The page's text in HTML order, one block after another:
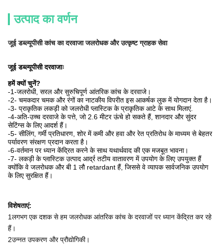
उत्पाद का वर्णन
जूई डब्ल्यूपीसी कांच का दरवाजा जलरोधक और उत्कृष्ट ग्राहक सेवा
जूई डब्ल्यूपीसी दरवाजाः
हमें क्यों चुनें?
-1-जलरोधी, सरल और सुरुचिपूर्ण आंतरिक कांच के दरवाजे।
-2- चमकदार चमक और रंगों का नाटकीय विपरीत इस आकर्षक लुक में योगदान देता है।
-3- प्राकृतिक लकड़ी को जलरोधी प्लास्टिक के प्राकृतिक आटे के साथ मिलाएं.
-4-अति-उच्च दरवाजे के पत्ते, जो 2.6 मीटर ऊंचे हो सकते हैं, शानदार और सुंदर
सेटिंग्स के लिए आदर्श हैं।
-5- सीलिंग, गर्मी प्रतिधारण, शोर में कमी और हवा और रेत प्रतिरोध के माध्यम से बेहतर
पर्यावरण संरक्षण प्रदान करता है।
-6-वर्तमान पर ध्यान केंद्रित करने के साथ यथार्थवाद की एक मजबूत भावना।
-7- लकड़ी के प्लास्टिक उत्पाद आर्द्र तटीय वातावरण में उपयोग के लिए उपयुक्त हैं
क्योंकि वे जलरोधक और बी 1 लौ retardant हैं, जिससे वे व्यापक सार्वजनिक उपयोग
के लिए सुरक्षित हैं।
विशेषताएं:
1लगभग एक दशक से हम जलरोधक आंतरिक कांच के दरवाजों पर ध्यान केंद्रित कर रहे
हैं।
2उन्नत उपकरण और प्रौद्योगिकी।